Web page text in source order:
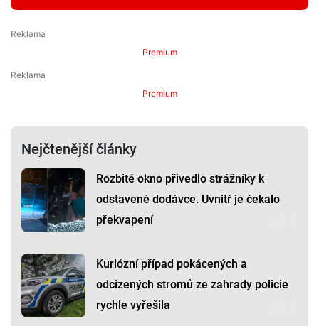
Premium
Premium
Nejčtenější články
Rozbité okno přivedlo strážníky k
odstavené dodávce. Uvnitř je čekalo
překvapení
Kuriózní případ pokácených a
odcizených stromů ze zahrady policie
rychle vyřešila